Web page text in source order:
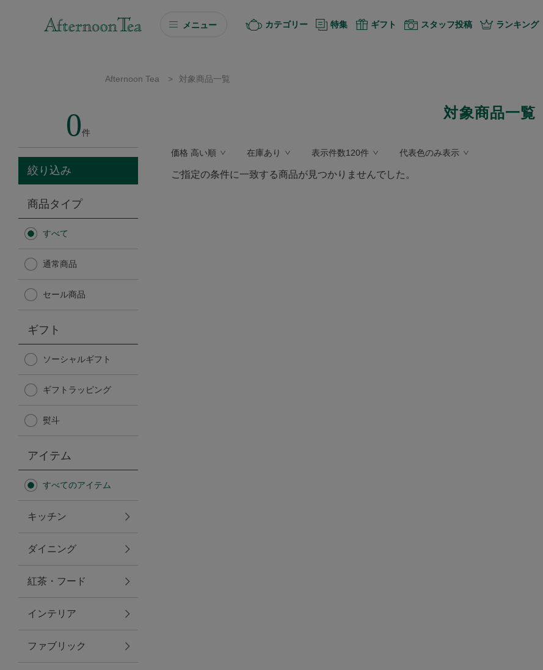
メニュー
ソーシャルギフト
カタログギフト
Afternoon Tea TEAROOM
Afternoon Tea TEAROOM
日傘
保冷バッグ
無重力シリーズ
トラベルグッズ
ランチ
バッグ
カテゴリー 特集 ギフト スタッフ投稿 ランキング
Afternoon Tea > 対象商品一覧
0件
絞り込み
商品タイプ
すべて
通常商品
セール商品
ギフト
ソーシャルギフト
ギフトラッピング
熨斗
アイテム
すべてのアイテム
キッチン
ダイニング
紅茶・フード
インテリア
ファブリック
対象商品一覧
価格 高い順 在庫あり 表示件数120件 代表色のみ表示
ご指定の条件に一致する商品が見つかりませんでした。